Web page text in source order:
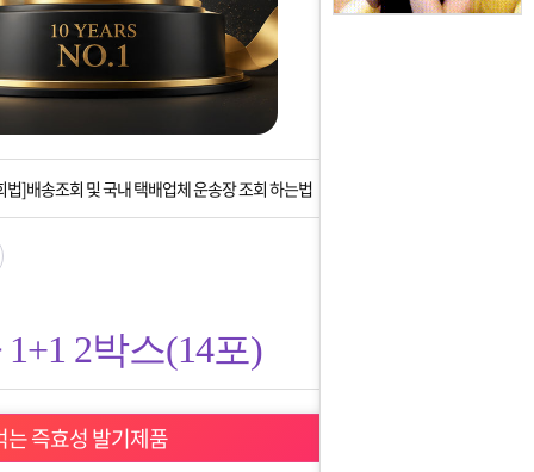
상황을 대비해 꼭 입금후 고객센터 연락바랍니다.
연휴 배송 및 휴무 안내
]배송조회 및 국내 택배업체 운송장 조회 하는법
고객 앱설치 가능합니다.
상황을 대비해 꼭 입금후 고객센터 연락바랍니다.
연휴 배송 및 휴무 안내
2박스(14포)
는 즉효성 발기제품